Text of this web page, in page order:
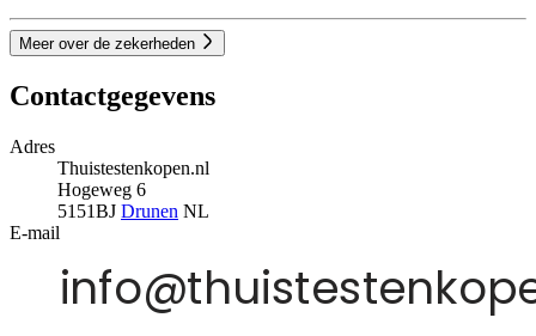
Meer over de zekerheden
Contactgegevens
Adres
Thuistestenkopen.nl
Hogeweg 6
5151BJ Drunen NL
E-mail